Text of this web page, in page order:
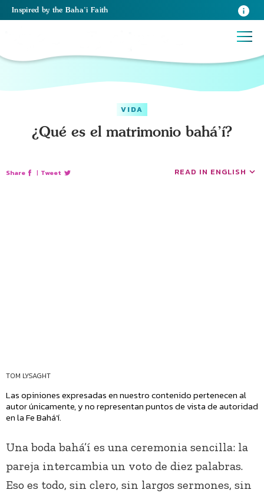
Inspired by the Baha’i Faith
VIDA
¿Qué es el matrimonio bahá’í?
Share | Tweet READ IN ENGLISH
TOM LYSAGHT
Las opiniones expresadas en nuestro contenido pertenecen al
autor únicamente, y no representan puntos de vista de autoridad
en la Fe Bahá’í.
Una boda bahá’í es una ceremonia sencilla: la
pareja intercambia un voto de diez palabras.
Eso es todo, sin clero, sin largos sermones, sin